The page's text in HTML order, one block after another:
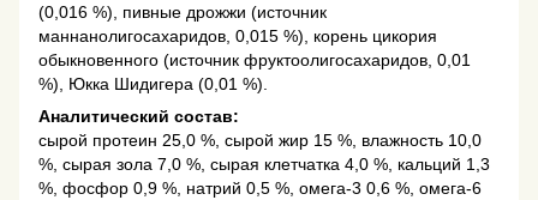
(0,016 %), пивные дрожжи (источник
маннанолигосахаридов, 0,015 %), корень цикория
обыкновенного (источник фруктоолигосахаридов, 0,01
%), Юкка Шидигера (0,01 %).
Аналитический состав:
сырой протеин 25,0 %, сырой жир 15 %, влажность 10,0
%, сырая зола 7,0 %, сырая клетчатка 4,0 %, кальций 1,3
%, фосфор 0,9 %, натрий 0,5 %, омега-3 0,6 %, омега-6